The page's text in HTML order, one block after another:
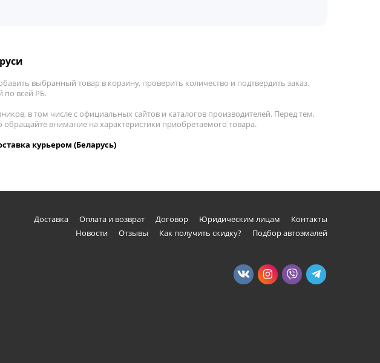
выбранный товар в корзину, проверить количество и подтвердить заказ.
по всей РБ.
в том числе с официальных сайтов и каталогов производителей. Перед тем,
обращайте внимание на характеристики приобретаемого товара.
курьером (Беларусь)
Доставка Оплата и возврат Договор Юридическим лицам
Контакты
Новости
Отзывы Как получить скидку? Подбор автоэмалей